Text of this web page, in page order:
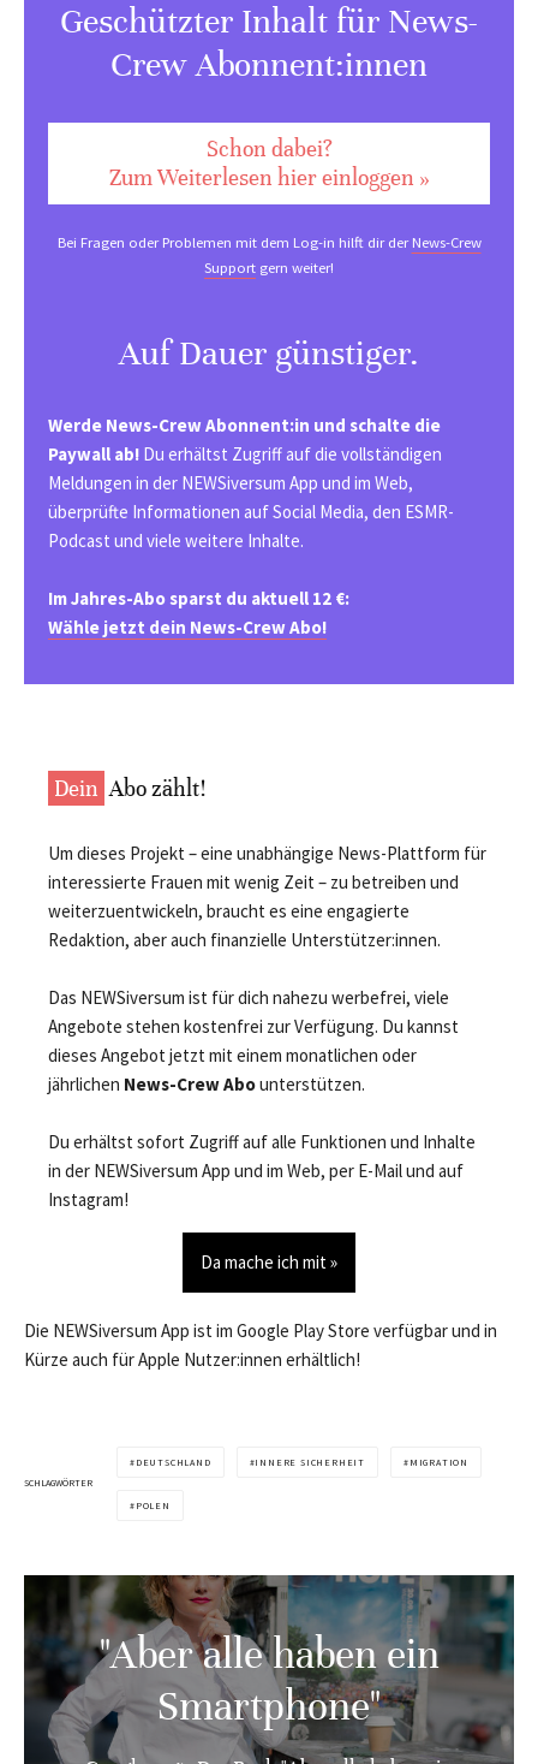
Geschützter Inhalt für News-
Crew Abonnent:innen
Schon dabei?
Zum Weiterlesen hier einloggen »
Bei Fragen oder Problemen mit dem Log-in hilft dir derNews-Crew
Support gern weiter!
Auf Dauer günstiger.
Werde News-Crew Abonnent:in und schalte die
Paywall ab! Du erhältst Zugriff auf die vollständigen
Meldungen in der NEWSiversum App und im Web,
überprüfte Informationen auf Social Media, den ESMR-
Podcast und viele weitere Inhalte.
Im Jahres-Abo sparst du aktuell 12 €:
Wähle jetzt dein News-Crew Abo!
Dein Abo zählt!
Um dieses Projekt – eine unabhängige News-Plattform für
interessierte Frauen mit wenig Zeit – zu betreiben und
weiterzuentwickeln, braucht es eine engagierte
Redaktion, aber auch finanzielle Unterstützer:innen.
Das NEWSiversum ist für dich nahezu werbefrei, viele
Angebote stehen kostenfrei zur Verfügung. Du kannst
dieses Angebot jetzt mit einem monatlichen oder
jährlichen News-Crew Abounterstützen.
Du erhältst sofort Zugriff auf alle Funktionen und Inhalte
in der NEWSiversum App und im Web, per E-Mail und auf
Instagram!
Da mache ich mit »
Die NEWSiversum App ist im Google Play Store verfügbar und in
Kürze auch für Apple Nutzer:innen erhältlich!
SCHLAGWÖRTER
DEUTSCHLAND INNERE SICHERHEIT MIGRATION
POLEN
"Aber alle haben ein
Smartphone"